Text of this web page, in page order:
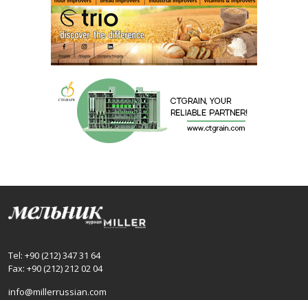
Tel: +90 (212) 347 31 64
Fax: +90 (212) 212 02 04
info@millerrussian.com